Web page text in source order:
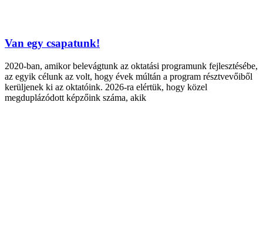
Van egy csapatunk!
2020-ban, amikor belevágtunk az oktatási programunk fejlesztésébe,
az egyik célunk az volt, hogy évek múltán a program résztvevőiből
kerüljenek ki az oktatóink. 2026-ra elértük, hogy közel
megduplázódott képzőink száma, akik